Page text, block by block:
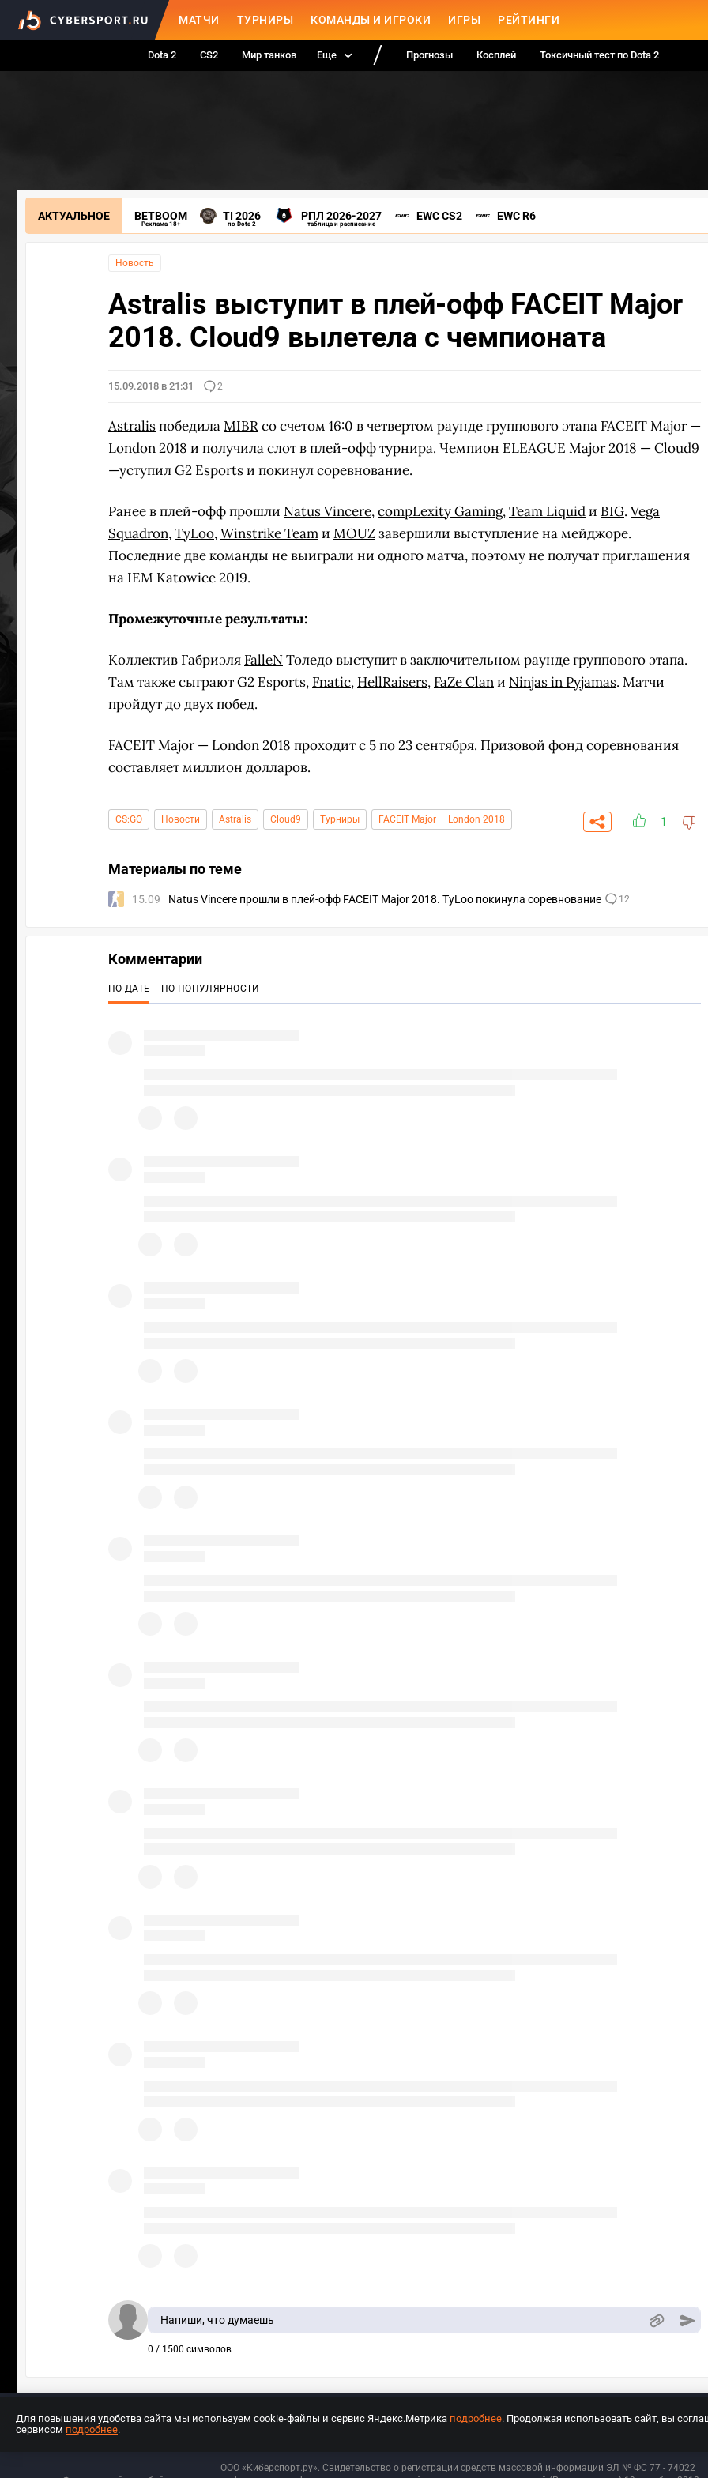
МАТЧИ ТУРНИРЫ КОМАНДЫ И ИГРОКИ ИГРЫ РЕЙТИНГИ
Dota 2 CS2 Мир танков Еще Прогнозы Косплей Токсичный тест по Dota 2
АКТУАЛЬНОЕ BETBOOM
Реклама 18+
TI 2026
по Dota 2
РПЛ 2026-2027
таблица и расписание
EWC CS2 EWC R6
Новость
Astralis выступит в плей-офф FACEIT Major
2018. Cloud9 вылетела с чемпионата
15.09.2018 в 21:31 2
AstralisпобедилаMIBRсо счетом 16:0 в четвертом раунде группового этапа FACEIT Major —
London 2018 и получила слот в плей-офф турнира. Чемпион ELEAGUE Major 2018 —Cloud9
—уступилG2 Esportsи покинул соревнование.
Ранее в плей-офф прошли Natus Vincere,compLexity Gaming,Team Liquidи BIG. Vega
Squadron,TyLoo,Winstrike Teamи MOUZзавершили выступление на мейджоре.
Последние две команды не выиграли ни одного матча, поэтому не получат приглашения
на IEM Katowice 2019.
Промежуточные результаты:
Коллектив Габриэля FalleNТоледо выступит в заключительном раунде группового этапа.
Там также сыграют G2 Esports, Fnatic, HellRaisers, FaZe Clanи Ninjas in Pyjamas. Матчи
пройдут до двух побед.
FACEIT Major — London 2018 проходит с 5 по 23 сентября. Призовой фонд соревнования
составляет миллион долларов.
CS:GO Новости Astralis Cloud9 Турниры FACEIT Major — London 2018 1
Материалы по теме
15.09 Natus Vincere прошли в плей-офф FACEIT Major 2018. TyLoo покинула соревнование 12
ANDROID
Комментарии
ПО ДАТЕ ПО ПОПУЛЯРНОСТИ
Напиши, что думаешь
0 / 1500 символов
ООО «Киберспорт.ру». Свидетельство о регистрации средств массовой информации ЭЛ № ФС 77 - 74022
Для повышения удобства сайта мы используем cookie-файлы и сервис Яндекс.Метрика подробнее. Продолжая использовать сайт, вы
сервисом подробнее.